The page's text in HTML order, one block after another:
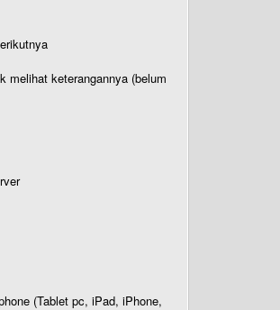
melihat keterangannya (belum
(Tablet pc, iPad, iPhone,